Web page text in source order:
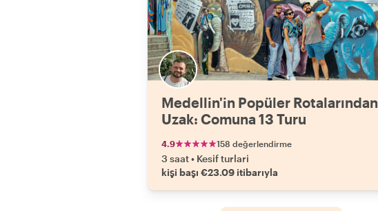
Medellin'in Popüler Rotalarından
Uzak: Comuna 13 Turu
4.9 158 değerlendirme
3 saat• Kesif turlari
kişi başı €23.09 itibarıyla